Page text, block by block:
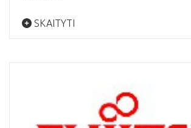
SKAITYTI